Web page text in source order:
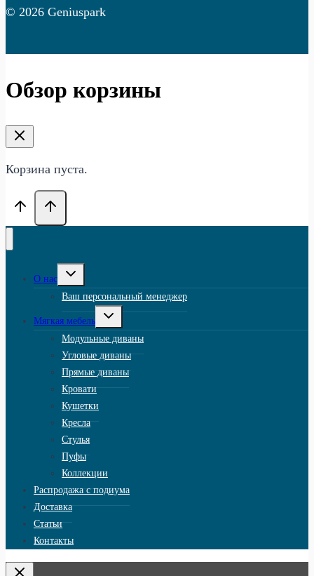
© 2026 Geniuspark
Обзор корзины
Корзина пуста.
О нас
Переключить
меню
Ваш персональный менеджер
Мягкая мебель
Переключить
меню
Модульные диваны
Угловые диваны
Прямые диваны
Кровати
Кушетки
Кресла
Стулья
Пуфы
Коллекции
Распродажа с подиума
Доставка
Статьи
Контакты